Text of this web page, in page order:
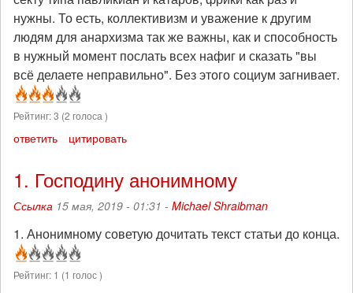
нужны. То есть, коллективизм и уважение к другим
людям для анархизма так же важны, как и способность
в нужный момент послать всех нафиг и сказать "вы
всё делаете неправильно". Без этого социум загнивает.
Рейтинг:3 (2 голоса )
ответить цитировать
1. Господину анонимному
Ссылка 15 мая, 2019 - 01:31 - Michael Shraibman
1. Анонимному советую дочитать текст статьи до конца.
Рейтинг: 1 (1 голос )